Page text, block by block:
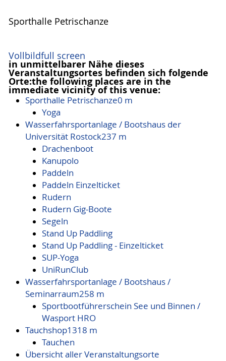
Sporthalle Petrischanze
Vollbildfull screen
in unmittelbarer Nähe dieses
Veranstaltungsortes befinden sich folgende
Orte:the following places are in the
immediate vicinity of this venue:
Sporthalle Petrischanze0 m
Yoga
Wasserfahrsportanlage / Bootshaus der
Universität Rostock237 m
Drachenboot
Kanupolo
Paddeln
Paddeln Einzelticket
Rudern
Rudern Gig-Boote
Segeln
Stand Up Paddling
Stand Up Paddling - Einzelticket
SUP-Yoga
UniRunClub
Wasserfahrsportanlage / Bootshaus /
Seminarraum258 m
Sportbootführerschein See und Binnen /
Wasport HRO
Tauchshop1318 m
Tauchen
Übersicht aller Veranstaltungsorte